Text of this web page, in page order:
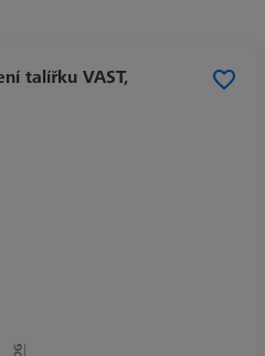
talířku VAST,